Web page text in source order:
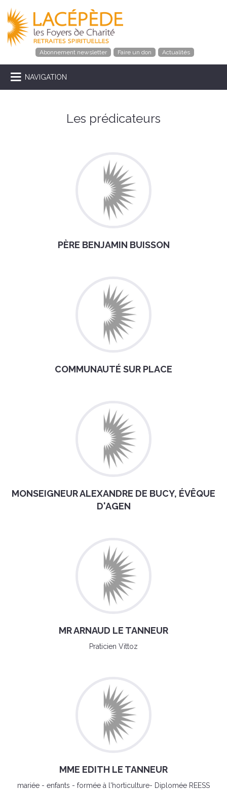
Abonnement newsletter Faire un don Actualités
NAVIGATION
Les prédicateurs
PÈRE BENJAMIN BUISSON
COMMUNAUTÉ SUR PLACE
MONSEIGNEUR ALEXANDRE DE BUCY, ÉVÊQUE
D'AGEN
MR ARNAUD LE TANNEUR
Praticien Vittoz
MME EDITH LE TANNEUR
mariée - enfants - formée à l'horticulture- Diplomée REESS